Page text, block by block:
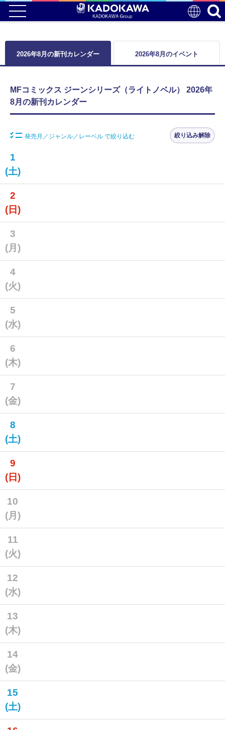
2026年8月の新刊カレンダー 2026年8月のイベント
MFコミックス ジーンシリーズ（ライトノベル） 2026年
8月の新刊カレンダー
発売月／ジャンル／レーベル で絞り込む 絞り込み解除
1
(土)
2
(日)
3
(月)
4
(火)
5
(水)
6
(木)
7
(金)
8
(土)
9
(日)
10
(月)
11
(火)
12
(水)
13
(木)
14
(金)
15
(土)